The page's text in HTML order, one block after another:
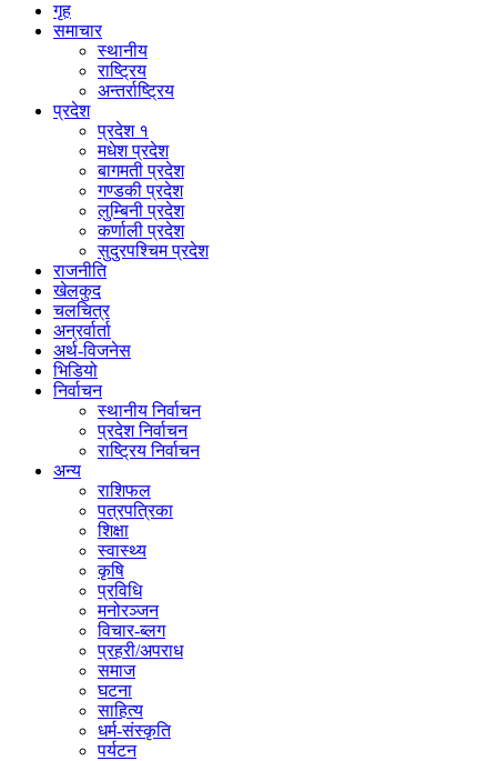
गृह
समाचार
स्थानीय
राष्ट्रिय
अन्तर्राष्ट्रिय
प्रदेश
प्रदेश १
मधेश प्रदेश
बागमती प्रदेश
गण्डकी प्रदेश
लुम्बिनी प्रदेश
कर्णाली प्रदेश
सुदुरपश्चिम प्रदेश
राजनीति
खेलकुद
चलचित्र
अन्रर्वार्ता
अर्थ-विजनेस
भिडियो
निर्वाचन
स्थानीय निर्वाचन
प्रदेश निर्वाचन
राष्ट्रिय निर्वाचन
अन्य
राशिफल
पत्रपत्रिका
शिक्षा
स्वास्थ्य
कृषि
प्रविधि
मनोरञ्जन
विचार-ब्लग
प्रहरी/अपराध
समाज
घटना
साहित्य
धर्म-संस्कृति
पर्यटन